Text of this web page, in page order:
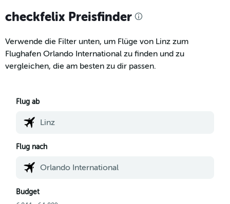
checkfelix Preisfinder
Verwende die Filter unten, um Flüge von Linz zum
Flughafen Orlando International zu finden und zu
vergleichen, die am besten zu dir passen.
Flug ab
Flug nach
Budget